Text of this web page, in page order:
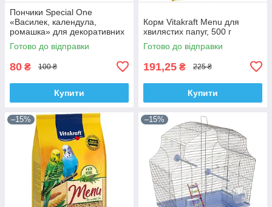
Пончики Special One
«Василек, календула,
ромашка» для декоративних
гризунів, 50 г
Готово до відправки
80 ₴ 100 ₴
Купити
Корм Vitakraft Menu для
хвилястих папуг, 500 г
Готово до відправки
191,25 ₴ 225 ₴
Купити
–15% –15%